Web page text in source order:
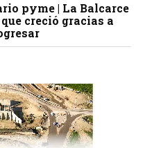
pyme | La Balcarce
creció gracias a